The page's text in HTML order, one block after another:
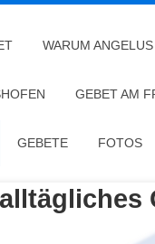
WARUM
GEBET AM
GEBETE FOTOS